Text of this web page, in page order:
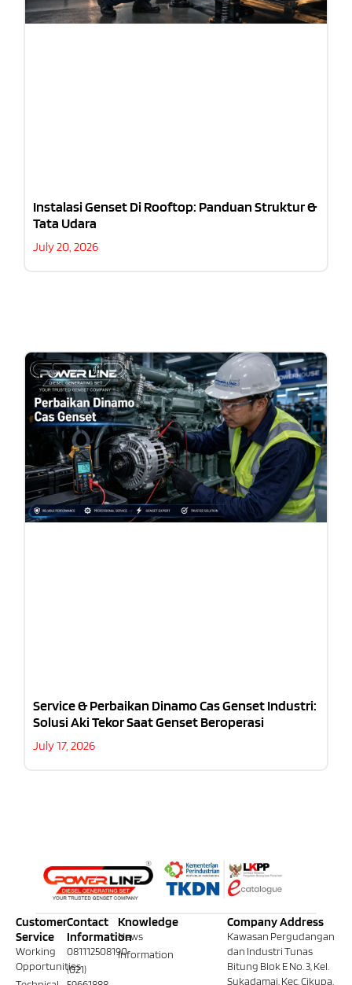
Instalasi Genset Di Rooftop: Panduan Struktur &
Tata Udara
July 20, 2026
Service & Perbaikan Dinamo Cas Genset Industri:
Solusi Aki Tekor Saat Genset Beroperasi
July 17, 2026
Customer
Service
Working
Opportunities
Contact
Information
081112508190
(021)
Knowledge
News
Information
Company Address
Kawasan Pergudangan
dan Industri Tunas
Bitung Blok E No. 3, Kel.
Sukadamai, Kec. Cikupa,